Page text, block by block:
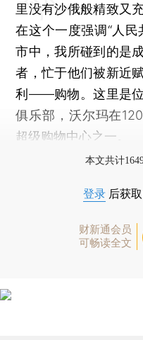
里没有沙俄般精致又
在这个一度强调“人
市中，我所碰到的是
者，忙于他们被新近
利——购物。这里是
俱乐部，沃尔玛在
超级购物中心之一。
本文共计
登录 后获
财新通会员
可畅读全文